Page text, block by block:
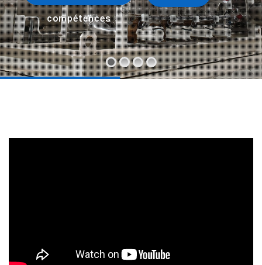
compétences